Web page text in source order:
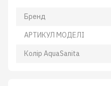
Бренд
АРТИКУЛ МОДЕЛІ
Колiр AquaSanita